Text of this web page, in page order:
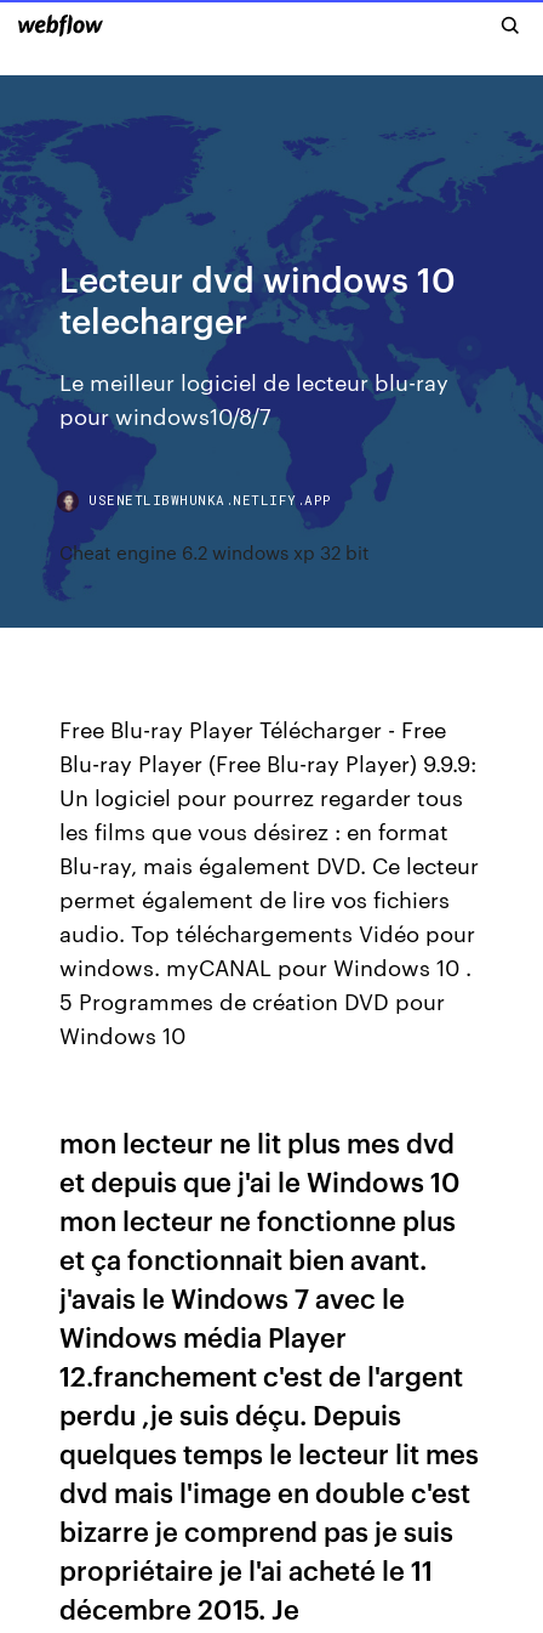
Lecteur dvd windows 10
telecharger
Le meilleur logiciel de lecteur blu-ray
pour windows10/8/7
USENETLIBWHUNKA.NETLIFY.APP
Cheat engine 6.2 windows xp 32 bit
Free Blu-ray Player Télécharger - Free
Blu-ray Player (Free Blu-ray Player) 9.9.9:
Un logiciel pour pourrez regarder tous
les films que vous désirez : en format
Blu-ray, mais également DVD. Ce lecteur
permet également de lire vos fichiers
audio. Top téléchargements Vidéo pour
windows. myCANAL pour Windows 10 .
5 Programmes de création DVD pour
Windows 10
mon lecteur ne lit plus mes dvd
et depuis que j'ai le Windows 10
mon lecteur ne fonctionne plus
et ça fonctionnait bien avant.
j'avais le Windows 7 avec le
Windows média Player
12.franchement c'est de l'argent
perdu ,je suis déçu. Depuis
quelques temps le lecteur lit mes
dvd mais l'image en double c'est
bizarre je comprend pas je suis
propriétaire je l'ai acheté le 11
décembre 2015. Je